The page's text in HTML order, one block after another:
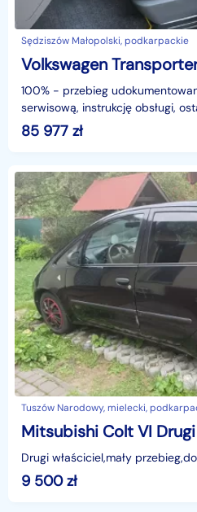
Sędziszów Małopolski, podkarpackie
100% - przebieg
serwisową, instrukcję obsługi,
techniczny, dokumenty z CAR-
85 977 zł
Tuszów Narodowy, mielecki,
Drugi właściciel,mały
9 500zł